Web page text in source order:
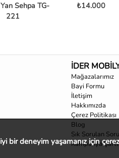
Sehpa TG-
221
₺14.000
İDER
Mağazalarımız
Bayi Formu
İletişim
Hakkımızda
Çerez Politikası
Blog
Sık Sorulan
Kampanya
bir deneyim yaşamanız için